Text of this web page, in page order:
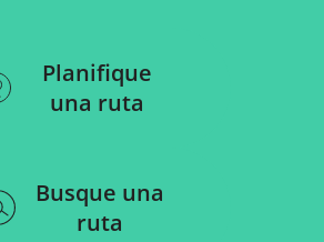
Planifique
una ruta
Busque una
ruta